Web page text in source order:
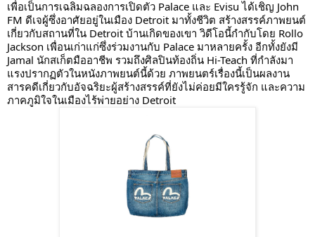
เพื่อเป็นการเฉลิมฉลองการเปิดตัว Palace และ Evisu ได้เชิญ John
FM ดีเจผู้ซึ่งอาศัยอยู่ในเมือง Detroit มาทั้งชีวิต สร้างสรรค์ภาพยนต์
เกี่ยวกับสถานที่ใน Detroit บ้านเกิดของเขา วิดีโอนี้กำกับโดย Rollo
Jackson เพื่อนเก่าแก่ซึ่งร่วมงานกับ Palace มาหลายครั้ง อีกทั้งยังมี
Jamal นักสเก็ตมืออาชีพ รวมถึงศิลปินท้องถิ่น Hi-Teach ที่กำลังมา
แรงปรากฏตัวในหนังภาพยนต์นี้ด้วย ภาพยนตร์เรื่องนี้เป็นผลงาน
สารคดีเกี่ยวกับอัจฉริยะผู้สร้างสรรค์ที่ยังไม่ค่อยมีใครรู้จัก และความ
ภาคภูมิใจในเมืองไร้พ่ายอย่าง Detroit